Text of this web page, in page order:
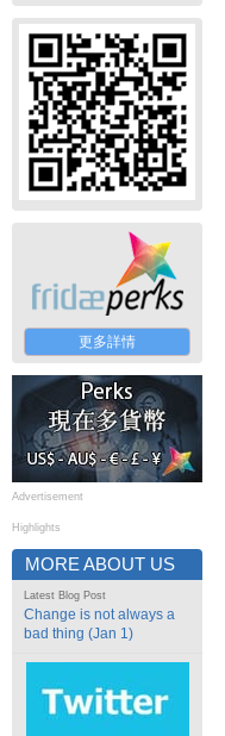
更多詳情
Advertisement
Highlights
MORE ABOUT US
Latest Blog Post
Change is not always a
bad thing (Jan 1)